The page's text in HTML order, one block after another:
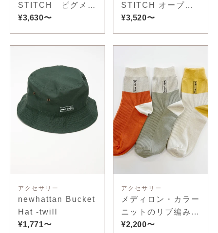
STITCH ピグメン
トＴシャツ
¥3,630〜
STITCH オープン
エンド リラックス
¥3,520〜
アクセサリー
newhattan Bucket
Hat -twill
¥1,771〜
アクセサリー
メディロン・カラー
ニットのリブ編み靴
下
¥2,200〜